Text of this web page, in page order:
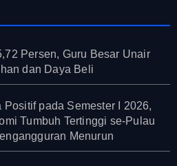
Persen, Guru Besar Unair
dan Daya Beli
pada Semester I 2026,
Tumbuh Tertinggi se-Pulau
Menurun